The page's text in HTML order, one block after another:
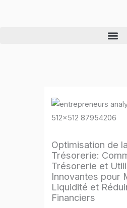
Optimisation de
Trésorerie:
Trésorerie et
Innovantes pour
Liquidité et
Financiers